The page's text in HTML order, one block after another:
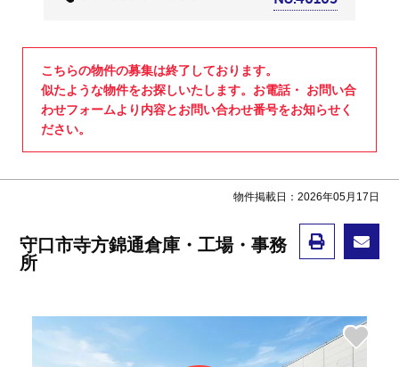
こちらの物件の募集は終了しております。
似たような物件をお探しいたします。お電話・ お問い合
わせフォームより内容とお問い合わせ番号をお知らせく
ださい。
物件掲載日：2026年05月17日
守口市寺方錦通倉庫・工場・事務
所